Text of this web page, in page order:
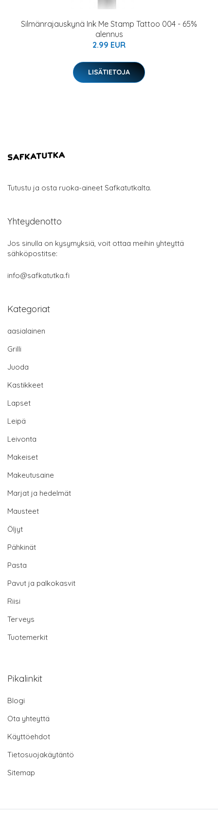
Silmänrajauskynä Ink Me Stamp Tattoo 004 - 65%
alennus
2.99 EUR
LISÄTIETOJA
Tutustu ja osta ruoka-aineet Safkatutkalta.
Yhteydenotto
Jos sinulla on kysymyksiä, voit ottaa meihin yhteyttä
sähköpostitse:
info@safkatutka.fi
Kategoriat
aasialainen
Grilli
Juoda
Kastikkeet
Lapset
Leipä
Leivonta
Makeiset
Makeutusaine
Marjat ja hedelmät
Mausteet
Öljyt
Pähkinät
Pasta
Pavut ja palkokasvit
Riisi
Terveys
Tuotemerkit
Pikalinkit
Blogi
Ota yhteyttä
Käyttöehdot
Tietosuojakäytäntö
Sitemap